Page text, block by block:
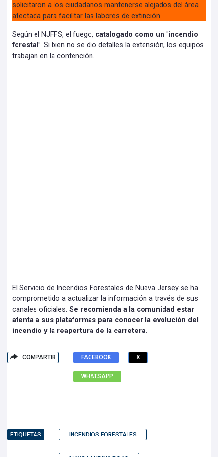
solicitaron a los ciudadanos mantenerse alejados del área
afectada para facilitar las labores de extinción.
Según el NJFFS, el fuego, catalogado como un "incendio
forestal". Si bien no se dio detalles la extensión, los equipos
trabajan en la contención.
El Servicio de Incendios Forestales de Nueva Jersey se ha
comprometido a actualizar la información a través de sus
canales oficiales. Se recomienda a la comunidad estar
atenta a sus plataformas para conocer la evolución del
incendio y la reapertura de la carretera.
COMPARTIR FACEBOOK X
WHATSAPP
ETIQUETAS INCENDIOS FORESTALES